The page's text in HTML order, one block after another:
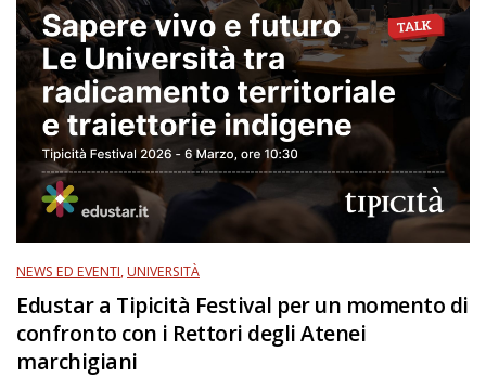
NEWS ED EVENTI,UNIVERSITÀ
Edustar a Tipicità Festival per un momento di
confronto con i Rettori degli Atenei
marchigiani